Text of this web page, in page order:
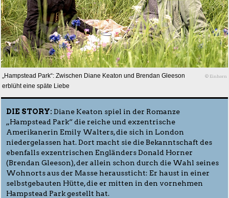
„Hampstead Park“: Zwischen Diane Keaton und Brendan Gleeson
erblüht eine späte Liebe
© Einhorn
DIE STORY: Diane Keaton spiel in der Romanze
„Hampstead Park“ die reiche und exzentrische
Amerikanerin Emily Walters, die sich in London
niedergelassen hat. Dort macht sie die Bekanntschaft des
ebenfalls exzentrischen Engländers Donald Horner
(Brendan Gleeson), der allein schon durch die Wahl seines
Wohnorts aus der Masse heraussticht: Er haust in einer
selbstgebauten Hütte, die er mitten in den vornehmen
Hampstead Park gestellt hat.